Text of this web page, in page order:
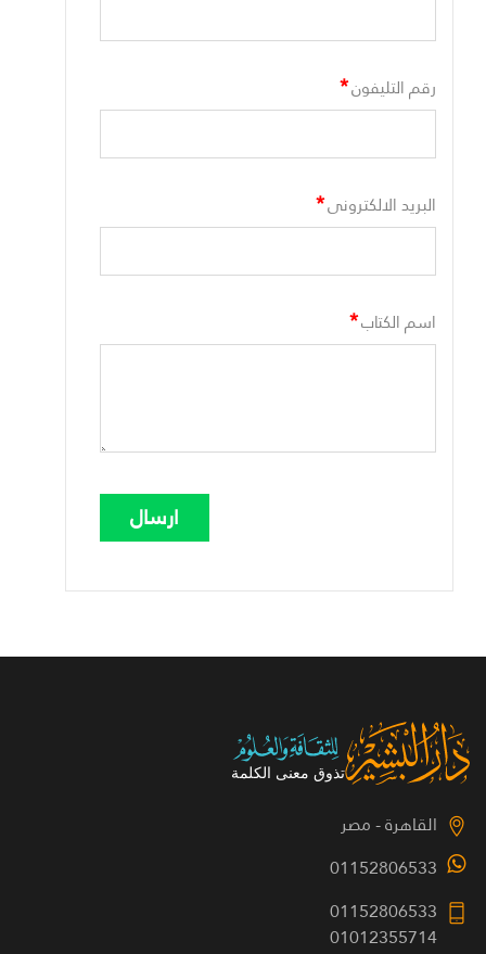
رقم التليفون*
البريد الالكترونى*
اسم الكتاب*
القاهرة - مصر
01152806533
01152806533
01012355714